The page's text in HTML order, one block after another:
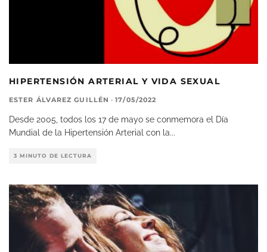
HIPERTENSIÓN ARTERIAL Y VIDA SEXUAL
ESTER ÁLVAREZ GUILLÉN · 17/05/2022
Desde 2005, todos los 17 de mayo se conmemora el Día
Mundial de la Hipertensión Arterial con la...
3 MINUTO DE LECTURA